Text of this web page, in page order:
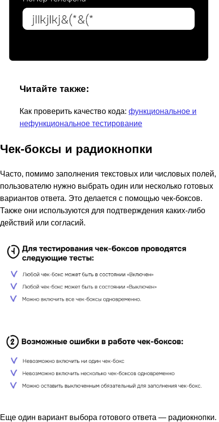
Читайте также:
Как проверить качество кода: функциональное и
нефункциональное тестирование
Чек-боксы и радиокнопки
Часто, помимо заполнения текстовых или числовых полей,
пользователю нужно выбрать один или несколько готовых
вариантов ответа. Это делается с помощью чек-боксов.
Также они используются для подтверждения каких-либо
действий или согласий.
Еще один вариант выбора готового ответа — радиокнопки.